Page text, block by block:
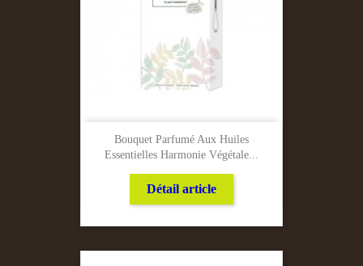
Bouquet Parfumé Aux Huiles
Essentielles Harmonie Végétale...
Détail article